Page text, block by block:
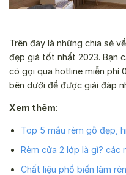
Trên đây là những chia sẻ
đẹp giá tốt nhất 2023. Bạn
có gọi qua hotline miễn phí
bên dưới để được giải đáp
Xem thêm:
Top 5 mẫu rèm gỗ đẹp,
Rèm cửa 2 lớp là gì? các
Chất liệu phổ biến làm